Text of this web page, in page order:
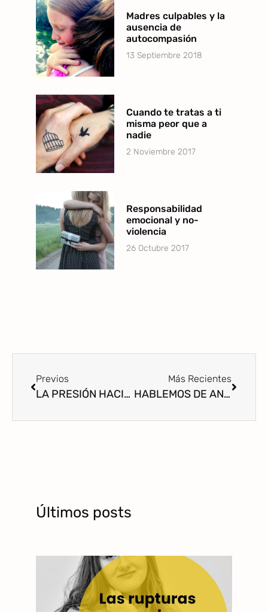
Madres culpables y la
ausencia de
autocompasión
13 Septiembre 2018
Cuando te tratas a ti
misma peor que a
nadie
2 Noviembre 2017
Responsabilidad
emocional y no-
violencia
26 Octubre 2017
Previos
LA PRESIÓN HACIA LA AUTONOMÍA INFANTIL DEBILITA LA CONSTRUCCIÓN DEL VÍNCULO AFECTIVO.
Más Recientes
HABLEMOS DE ANSIEDAD CON NUESTRAS HIJAS
Últimos posts